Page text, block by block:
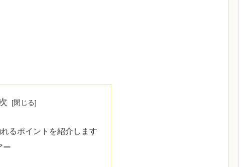
るポイントを紹介します
ー